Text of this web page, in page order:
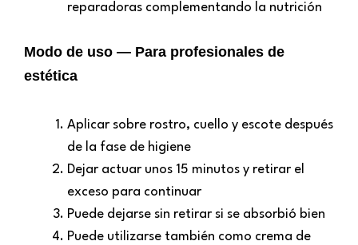
reparadoras complementando la nutrición
Modo de uso — Para profesionales de
estética
Aplicar sobre rostro, cuello y escote después
de la fase de higiene
Dejar actuar unos 15 minutos y retirar el
exceso para continuar
Puede dejarse sin retirar si se absorbió bien
Puede utilizarse también como crema de